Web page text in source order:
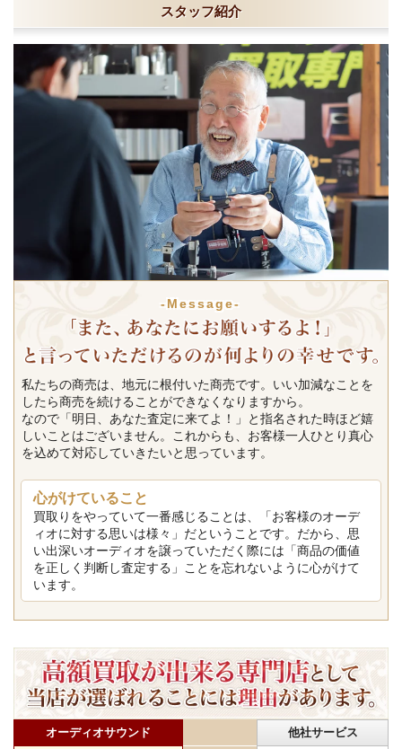
スタッフ紹介
-Message-
私たちの商売は、地元に根付いた商売です。いい加減なことを
したら商売を続けることができなくなりますから。
なので「明日、あなた査定に来てよ！」と指名された時ほど嬉
しいことはございません。これからも、お客様一人ひとり真心
を込めて対応していきたいと思っています。
心がけていること
買取りをやっていて一番感じることは、「お客様のオーデ
ィオに対する思いは様々」だということです。だから、思
い出深いオーディオを譲っていただく際には「商品の価値
を正しく判断し査定する」ことを忘れないように心がけて
います。
オーディオサウンド 他社サービス